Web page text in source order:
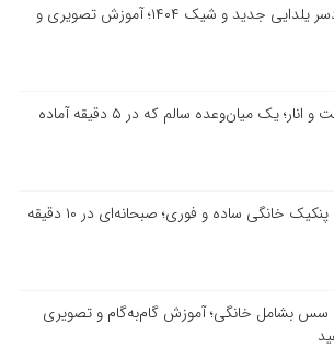
۱۰ مدل دسر یلدایی جدید و شیک ۱۴۰۴؛ آموزش تصویری و
دسر ماست و انار؛ یک میان‌وعده سالم که در ۵ دقیقه آماده
خانگی ساده و فوری؛ صبحانه‌ای در ۱۰ دقیقه
سس بشامل خانگی؛ آموزش گام‌به‌گام و تصویری